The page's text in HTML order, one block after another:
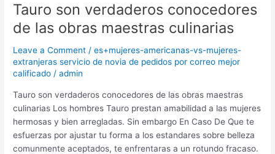
Tauro son verdaderos conocedores
de las obras maestras culinarias
Leave a Comment /es+mujeres-americanas-vs-mujeres-
extranjeras servicio de novia de pedidos por correo mejor
calificado /admin
Tauro son verdaderos conocedores de las obras maestras
culinarias Los hombres Tauro prestan amabilidad a las mujeres
hermosas y bien arregladas. Sin embargo En Caso De Que te
esfuerzas por ajustar tu forma a los estandares sobre belleza
comunmente aceptados, te enfrentaras a un rotundo fracaso.
Tauro
son
verdaderos
conocedores
de
las
maestras
culinarias